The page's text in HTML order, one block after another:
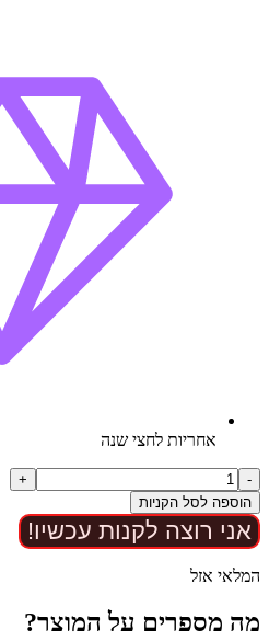
אחריות לחצי שנה
כמות
של
כוס
אוננות
לגברים
10
3
רמות
-
+
הוספה לסל הקניות
אני רוצה לקנות עכשיו!
המלאי אזל
מה מספרים על המוצר?